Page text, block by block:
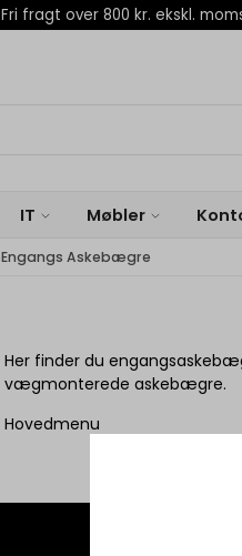
Fri fragt over 800 kr. ekskl.
IT Møbler
Engangs Askebægre
Her finder du
vægmonterede askebægre.
Hovedmenu